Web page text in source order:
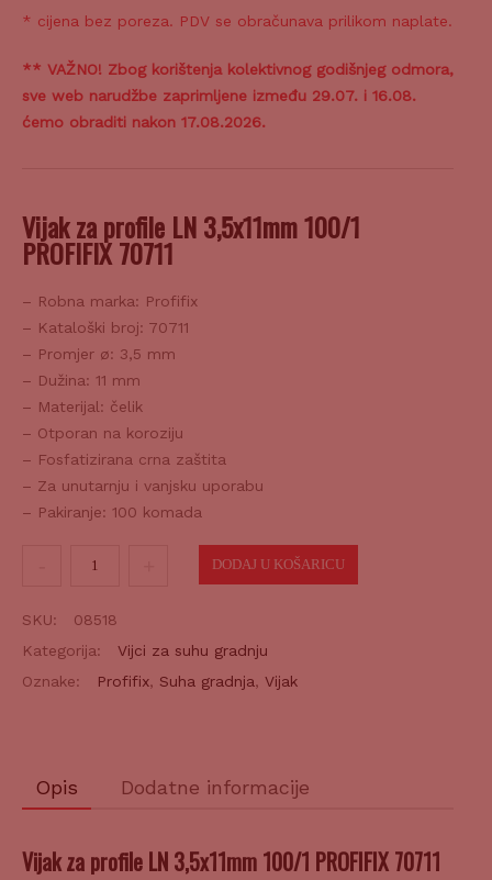
* cijena bez poreza. PDV se obračunava prilikom naplate.
** VAŽNO! Zbog korištenja kolektivnog godišnjeg odmora,
sve web narudžbe zaprimljene između 29.07. i 16.08.
ćemo obraditi nakon 17.08.2026.
Vijak za profile LN 3,5x11mm 100/1
PROFIFIX 70711
– Robna marka: Profifix
– Kataloški broj: 70711
– Promjer ø: 3,5 mm
– Dužina: 11 mm
– Materijal: čelik
– Otporan na koroziju
– Fosfatizirana crna zaštita
– Za unutarnju i vanjsku uporabu
– Pakiranje: 100 komada
Vijak
3,5x11mm
100/1
DODAJ U KOŠARICU
SKU:
08518
Kategorija:
Vijci za suhu gradnju
Oznake:
Profifix, Suha gradnja, Vijak
Opis Dodatne informacije
Vijak za profile LN 3,5x11mm 100/1 PROFIFIX 70711